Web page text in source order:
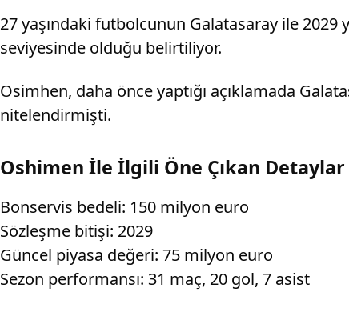
27 yaşındaki futbolcunun Galatasaray ile
seviyesinde olduğu belirtiliyor.
Osimhen, daha önce yaptığı açıklamada
nitelendirmişti.
Oshimen İle İlgili Öne Çıkan Detaylar
Bonservis bedeli: 150 milyon euro
Sözleşme bitişi: 2029
Güncel piyasa değeri: 75 milyon euro
Sezon performansı: 31 maç, 20 gol, 7 asist